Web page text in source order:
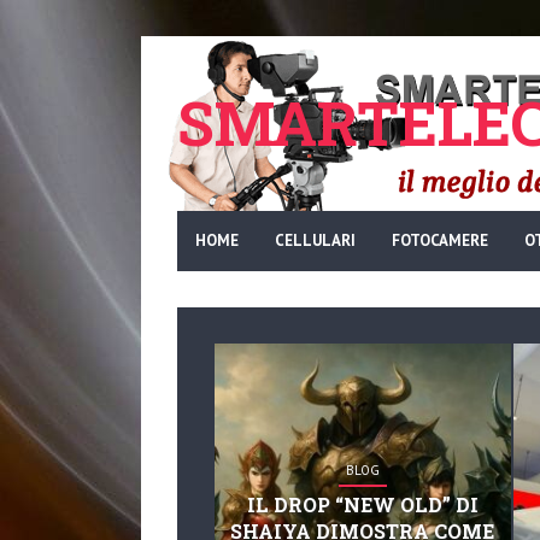
HOME CELLULARI FOTOCAMERE
BLOG
IL DROP “NEW OLD” DI
SHAIYA DIMOSTRA COME